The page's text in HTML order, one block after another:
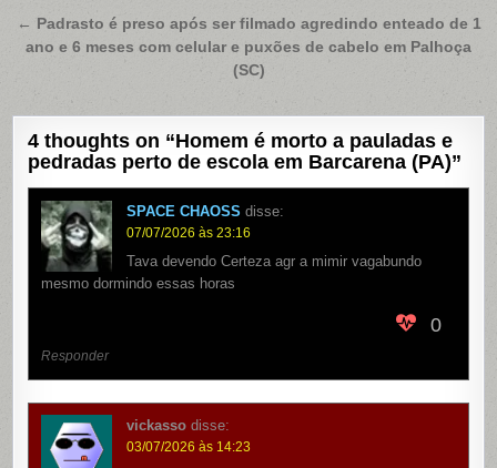
Post
← Padrasto é preso após ser filmado agredindo enteado de 1
ano e 6 meses com celular e puxões de cabelo em Palhoça
(SC)
4 thoughts on “Homem é morto a pauladas e
pedradas perto de escola em Barcarena (PA)”
SPACE CHAOSS disse:
07/07/2026 às 23:16
Tava devendo Certeza agr a mimir vagabundo
mesmo dormindo essas horas
0
Responder
vickasso disse:
03/07/2026 às 14:23